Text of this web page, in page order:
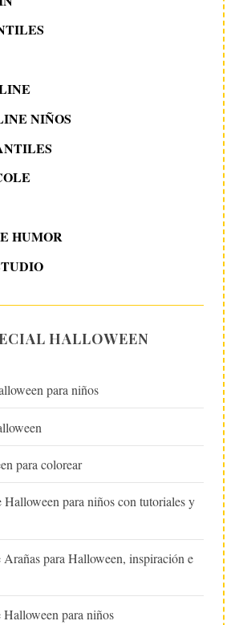
NIÑOS
HUMOR
HALLOWEEN
para niños
para colorear
Halloween para niños con tutoriales y
para Halloween, inspiración e
Halloween para niños